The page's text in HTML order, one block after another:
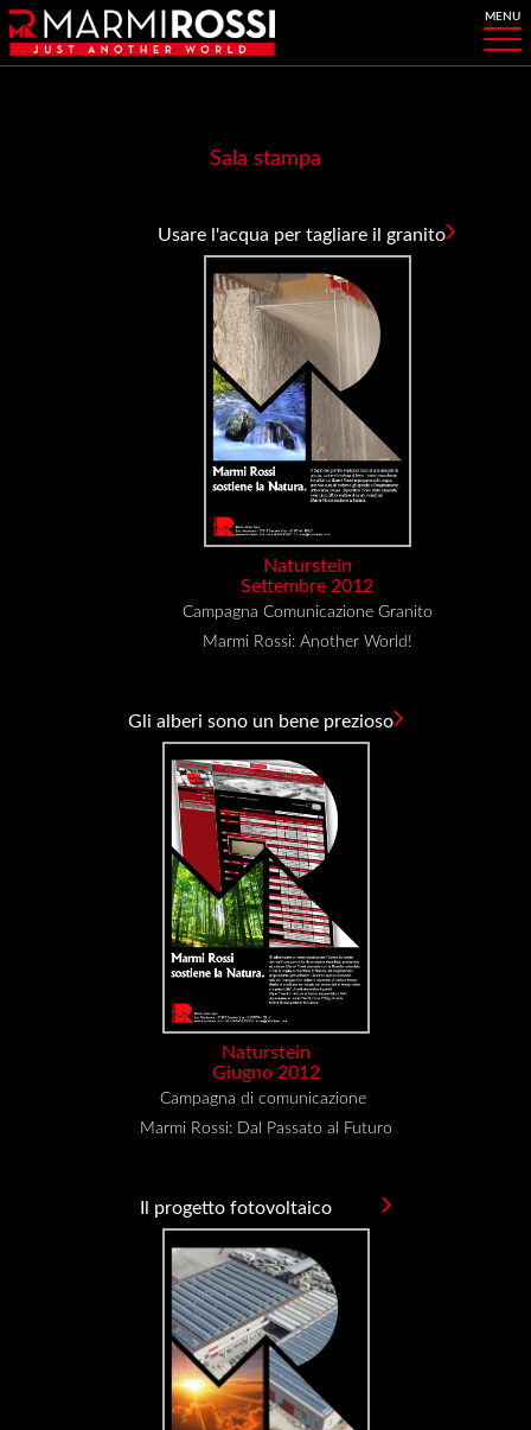
Sala stampa
Usare l'acqua per tagliare il granito
Naturstein
Settembre 2012
Campagna Comunicazione Granito
Marmi Rossi: Another World!
Gli alberi sono un bene prezioso
Naturstein
Giugno 2012
Campagna di comunicazione
Marmi Rossi: Dal Passato al Futuro
Il progetto fotovoltaico